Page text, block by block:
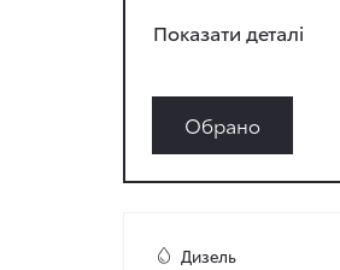
Показати деталi
Обрано
Дизель